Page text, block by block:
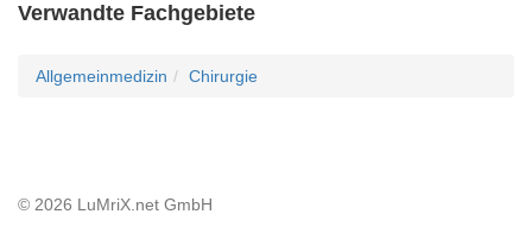
Verwandte Fachgebiete
Allgemeinmedizin Chirurgie
© 2026 LuMriX.net GmbH